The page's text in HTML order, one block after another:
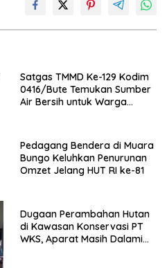
Satgas TMMD Ke-129 Kodim
0416/Bute Temukan Sumber
Air Bersih untuk Warga
Pedagang Bendera di Muara
Bungo Keluhkan Penurunan
Omzet Jelang HUT RI ke-81
Dugaan Perambahan Hutan
di Kawasan Konservasi PT
WKS, Aparat Masih Dalami